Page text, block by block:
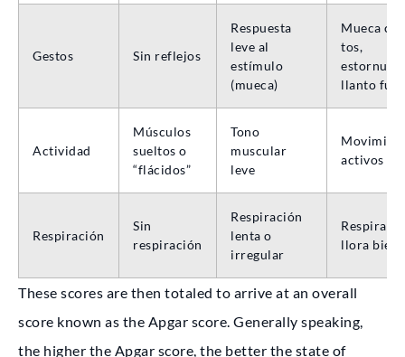
Gestos Sin reflejos
Respuesta
leve al
estímulo
(mueca)
Mueca
tos,
estornudo
llanto
Actividad
Músculos
sueltos o
“flácidos”
Tono
muscular
leve
activos
Respiración
Sin
respiración
Respiración
lenta o
irregular
Respira y
llora bien
These scores are then totaled to arrive at an overall
score known as the Apgar score. Generally speaking,
the higher the Apgar score, the better the state of